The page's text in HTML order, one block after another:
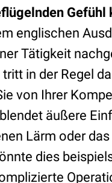
Gefühl
englischen
Tätigkeit
in der Regel
von Ihrer
äußere
Lärm oder
dies